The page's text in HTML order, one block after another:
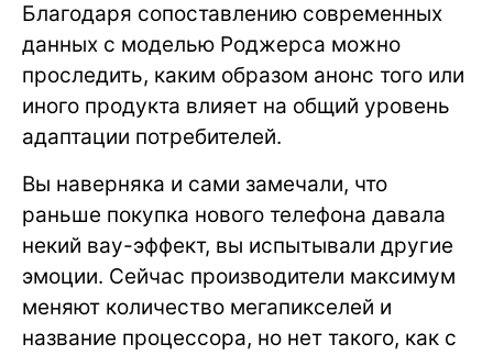
Благодаря сопоставлению современных
данных с моделью Роджерса можно
проследить, каким образом анонс того или
иного продукта влияет на общий уровень
адаптации потребителей.
Вы наверняка и сами замечали, что
раньше покупка нового телефона давала
некий вау-эффект, вы испытывали другие
эмоции. Сейчас производители максимум
меняют количество мегапикселей и
название процессора, но нет такого, как с